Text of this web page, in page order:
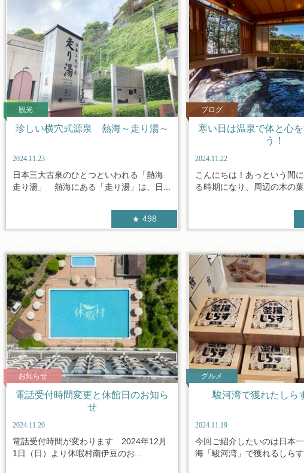
観光
珍しい横穴式源泉 熱海～走り湯～
2024.11.23
日本三大古泉のひとつといわれる「熱海
走り湯」 熱海にある「走り湯」は、日...
498
ブログ
寒い日は温泉で体と心
う！
2024.11.22
こんにちは！あっという間
る時期になり、周辺の木の葉
お知らせ
電話受付時間変更と休館日のお知ら
せ
2024.11.20
電話受付時間が変わります 2024年12月
1日（日）より休暇村南伊豆のお...
グルメ
駿河湾で獲れたしら
2024.11.19
今回ご紹介したいのは日本
海「駿河湾」で獲れるしらす